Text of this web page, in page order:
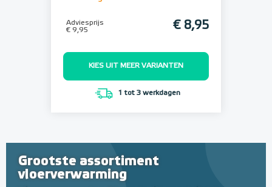
Adviesprijs
€ 9,95
€ 8,95
KIES UIT MEER VARIANTEN
1 tot 3 werkdagen
Grootste assortiment
vloerverwarming